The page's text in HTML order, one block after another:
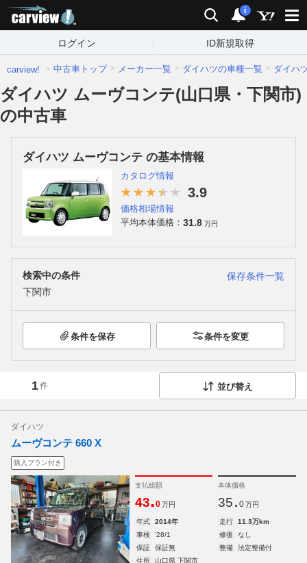
検索 通知
i
ログイン ID新規取得
carview! 中古車トップ メーカー一覧 ダイハツの車種一覧 ダイハ
ダイハツ ムーヴコンテ(山口県・下関市)
の中古車
ダイハツ ムーヴコンテ の基本情報
カタログ情報
3.9
価格相場情報
平均本体価格： 31.8 万円
検索中の条件
保存条件一覧
下関市
条件を保存 条件を変更
1件 並び替え
ダイハツ
ムーヴコンテ 660 X
購入プラン付き
支払総額
43.0 万円
本体価格
35. 0 万円
年式 2014年 走行
11.3万km
車検
'28/1 修復
なし
保証
保証無 整備
法定整備付
住所
山口県 下関市